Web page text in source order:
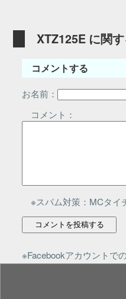
XTZ125E に関
コメントする
お名前：
コメント：
※スパム対策：MCタイ
※Facebookアカウントで